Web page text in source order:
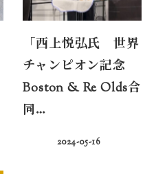
「西上悦弘氏 世界
チャンピオン記念
Boston & Re Olds合
同…
2024-05-16